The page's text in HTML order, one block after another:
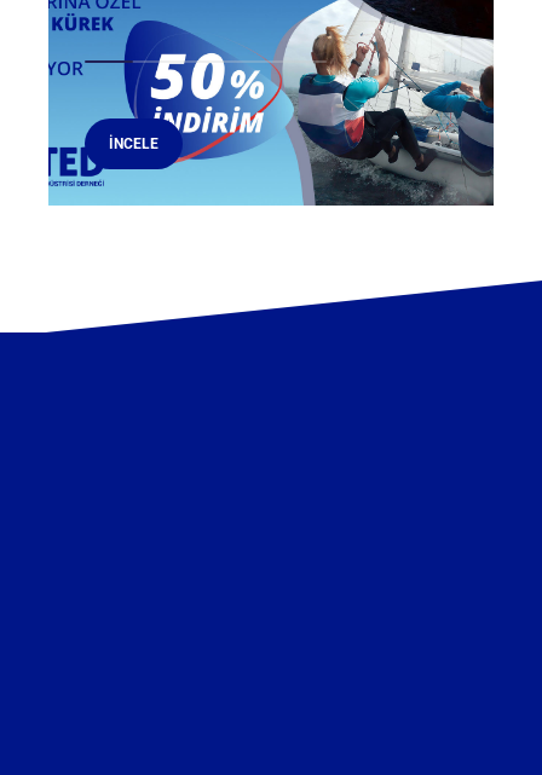
İNCELE